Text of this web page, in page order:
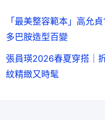
「最美整容範本」高允
多巴胺造型百變
張員瑛2026春夏穿搭｜
紋精緻又時髦